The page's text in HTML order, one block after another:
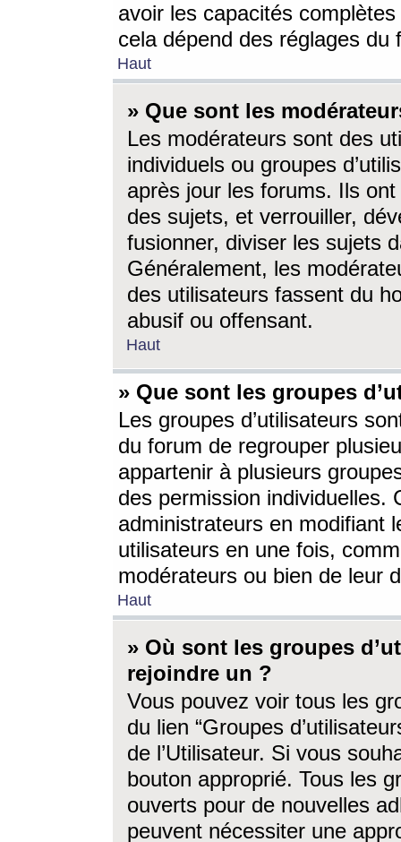
avoir les capacités
cela dépend des réglages du
Haut
» Que sont les
Les modérateurs sont des
individuels ou groupes
après jour les forums. Ils ont
des sujets, et verrouiller,
fusionner, diviser les sujets
Généralement, les
des utilisateurs fassent du
abusif ou offensant.
Haut
» Que sont les groupes
Les groupes d’utilisateurs
du forum de regrouper
appartenir à plusieurs
des permission individuelles.
administrateurs en modifiant
utilisateurs en une fois,
modérateurs ou bien de leur
Haut
» Où sont les groupes
rejoindre un ?
Vous pouvez voir tous les
du lien “Groupes
de l’Utilisateur. Si vous
bouton approprié. Tous les
ouverts pour de nouvelles
peuvent nécessiter une